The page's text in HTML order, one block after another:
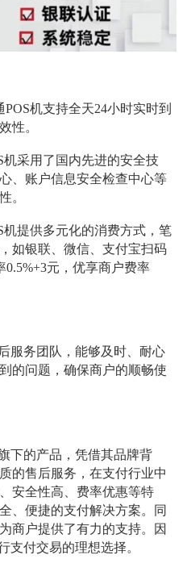
机支持全天24小时实时到
性。
机采用了国内先进的安全技
、账户信息安全检查中心等
。
机提供多元化的消费方式，笔
如银联、微信、支付宝扫码
0.5%+3元，优享商户费率
服务团队，能够及时、耐心
的问题，确保商户的顺畅使
下的产品，凭借其品牌背
的售后服务，在支付行业中
安全性高、费率优惠等特
、便捷的支付解决方案。同
商户提供了有力的支持。因
支付交易的理想选择。